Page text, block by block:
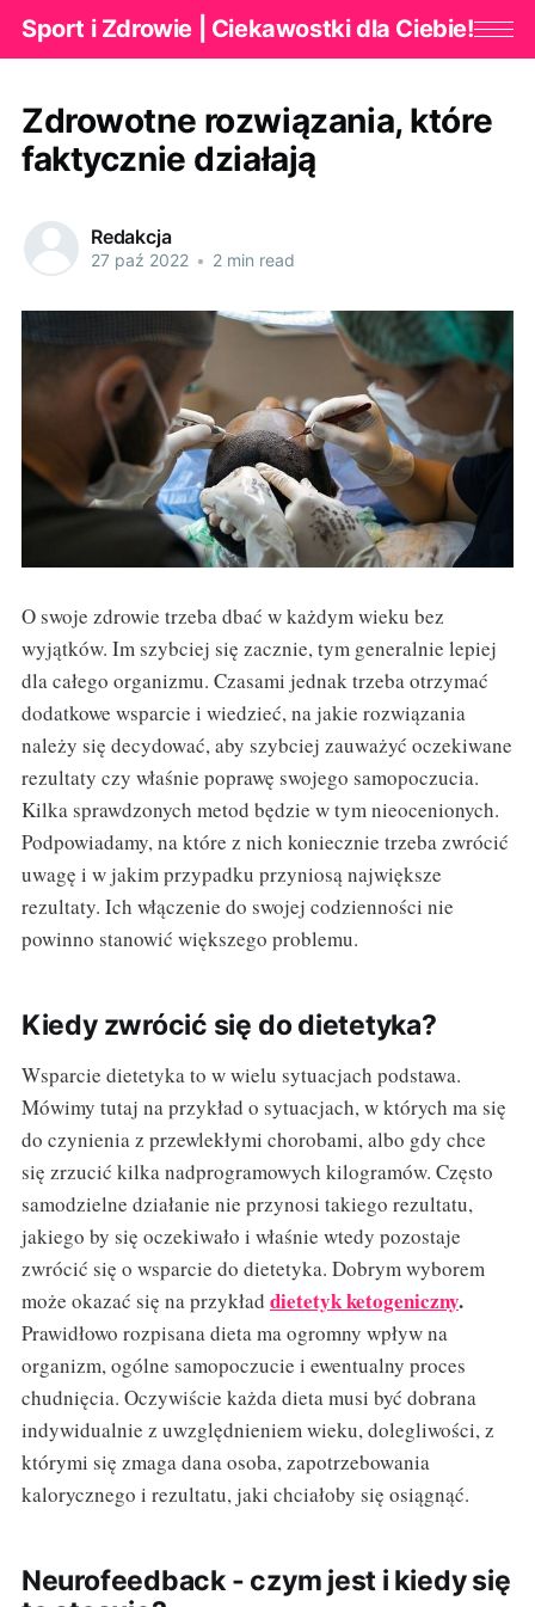
Sport i Zdrowie | Ciekawostki dla Ciebie!
Zdrowotne rozwiązania, które
faktycznie działają
Redakcja
27 paź 2022 • 2 min read
O swoje zdrowie trzeba dbać w każdym wieku bez
wyjątków. Im szybciej się zacznie, tym generalnie lepiej
dla całego organizmu. Czasami jednak trzeba otrzymać
dodatkowe wsparcie i wiedzieć, na jakie rozwiązania
należy się decydować, aby szybciej zauważyć oczekiwane
rezultaty czy właśnie poprawę swojego samopoczucia.
Kilka sprawdzonych metod będzie w tym nieocenionych.
Podpowiadamy, na które z nich koniecznie trzeba zwrócić
uwagę i w jakim przypadku przyniosą największe
rezultaty. Ich włączenie do swojej codzienności nie
powinno stanowić większego problemu.
Kiedy zwrócić się do dietetyka?
Wsparcie dietetyka to w wielu sytuacjach podstawa.
Mówimy tutaj na przykład o sytuacjach, w których ma się
do czynienia z przewlekłymi chorobami, albo gdy chce
się zrzucić kilka nadprogramowych kilogramów. Często
samodzielne działanie nie przynosi takiego rezultatu,
jakiego by się oczekiwało i właśnie wtedy pozostaje
zwrócić się o wsparcie do dietetyka. Dobrym wyborem
może okazać się na przykład dietetyk ketogeniczny.
Prawidłowo rozpisana dieta ma ogromny wpływ na
organizm, ogólne samopoczucie i ewentualny proces
chudnięcia. Oczywiście każda dieta musi być dobrana
indywidualnie z uwzględnieniem wieku, dolegliwości, z
którymi się zmaga dana osoba, zapotrzebowania
kalorycznego i rezultatu, jaki chciałoby się osiągnąć.
Neurofeedback - czym jest i kiedy się